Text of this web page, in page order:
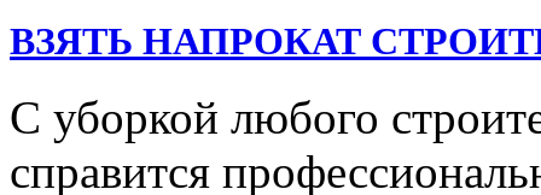
ВЗЯТЬ НАПРОКАТ
С уборкой любого
справится